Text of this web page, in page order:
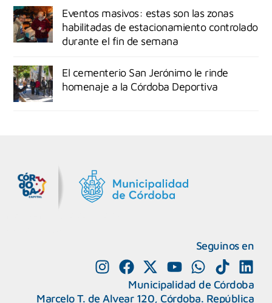
Eventos masivos: estas son las zonas
habilitadas de estacionamiento controlado
durante el fin de semana
El cementerio San Jerónimo le rinde
homenaje a la Córdoba Deportiva
Seguinos en
Municipalidad de Córdoba
Marcelo T. de Alvear 120, Córdoba. República